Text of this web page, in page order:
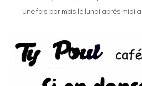
Une fois par mois le lundi après midi